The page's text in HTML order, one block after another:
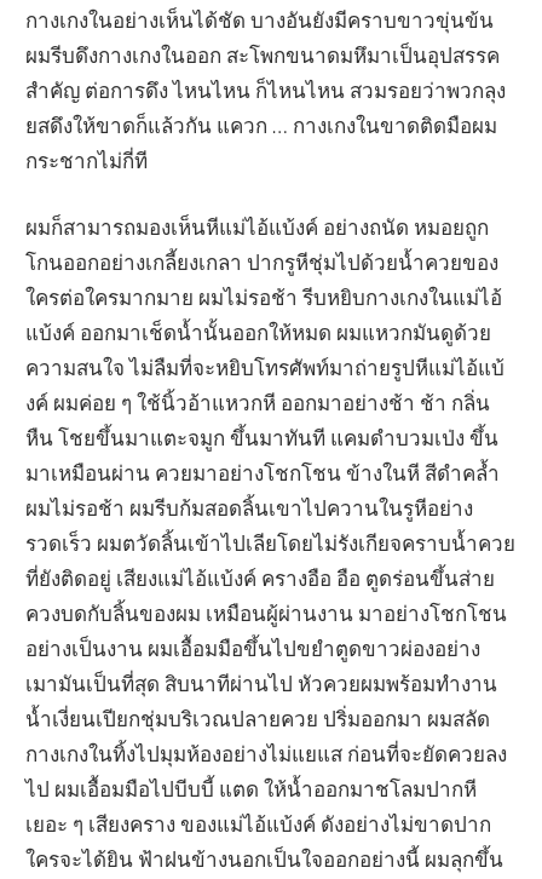
กางเกงในอย่างเห็นได้ชัด บางอันยังมีคราบขาวขุ่นข้น
ผมรีบดึงกางเกงในออก สะโพกขนาดมหึมาเป็นอุปสรรค
สำคัญ ต่อการดึง ไหนไหน ก็ไหนไหน สวมรอยว่าพวกลุง
ยสดึงให้ขาดก็แล้วกัน แควก … กางเกงในขาดติดมือผม
กระชากไม่กี่ที
ผมก็สามารถมองเห็นหีแม่ไอ้แบ้งค์ อย่างถนัด หมอยถูก
โกนออกอย่างเกลี้ยงเกลา ปากรูหีชุ่มไปด้วยน้ำควยของ
ใครต่อใครมากมาย ผมไม่รอช้า รีบหยิบกางเกงในแม่ไอ้
แบ้งค์ ออกมาเช็ดน้ำนั้นออกให้หมด ผมแหวกมันดูด้วย
ความสนใจ ไม่ลืมที่จะหยิบโทรศัพท์มาถ่ายรูปหีแม่ไอ้แบ้
งค์ ผมค่อย ๆ ใช้นิ้วอ้าแหวกหี ออกมาอย่างช้า ช้า กลิ่น
หืน โชยขึ้นมาแตะจมูก ขึ้นมาทันที แคมดำบวมเป่ง ขึ้น
มาเหมือนผ่าน ควยมาอย่างโชกโชน ข้างในหี สีดำคล้ำ
ผมไม่รอช้า ผมรีบก้มสอดลิ้นเขาไปควานในรูหีอย่าง
รวดเร็ว ผมตวัดลิ้นเข้าไปเลียโดยไม่รังเกียจคราบน้ำควย
ที่ยังติดอยู่ เสียงแม่ไอ้แบ้งค์ ครางอือ อือ ตูดร่อนขึ้นส่าย
ควงบดกับลิ้นของผม เหมือนผู้ผ่านงาน มาอย่างโชกโชน
อย่างเป็นงาน ผมเอื้อมมือขึ้นไปขยำตูดขาวผ่องอย่าง
เมามันเป็นที่สุด สิบนาทีผ่านไป หัวควยผมพร้อมทำงาน
น้ำเงี่ยนเปียกชุ่มบริเวณปลายควย ปริ่มออกมา ผมสลัด
กางเกงในทิ้งไปมุมห้องอย่างไม่แยแส ก่อนที่จะยัดควยลง
ไป ผมเอื้อมมือไปบีบบี้ แตด ให้น้ำออกมาชโลมปากหี
เยอะ ๆ เสียงคราง ของแม่ไอ้แบ้งค์ ดังอย่างไม่ขาดปาก
ใครจะได้ยิน ฟ้าฝนข้างนอกเป็นใจออกอย่างนี้ ผมลุกขึ้น